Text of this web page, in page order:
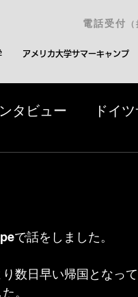
電話受付
アメリカ大学サマーキャンプ
タビュー ドイ
ーグトライアウト
で話をしました。
数日早い帰国となって
。